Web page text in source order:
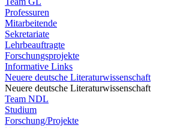
Professuren
Mitarbeitende
Sekretariate
Lehrbeauftragte
Forschungsprojekte
Informative Links
Neuere deutsche Literaturwissenschaft
Neuere deutsche Literaturwissenschaft
Team NDL
Studium
Forschung/Projekte